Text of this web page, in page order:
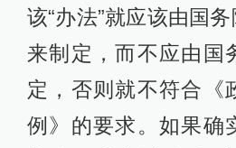
该“办法”就应该由国
来制定，而不应由国
定，否则就不符合《
例》的要求。如果确